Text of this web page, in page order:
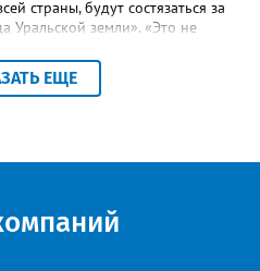
страны, будут состязаться за
Уральской земли». «Это не
классы от ведущих
прошлых лет и
Оренбургской
фестиваля, эстрадный
конкурса страны
ЕЩЕ